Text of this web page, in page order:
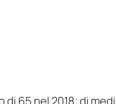
65 nel 2018; di